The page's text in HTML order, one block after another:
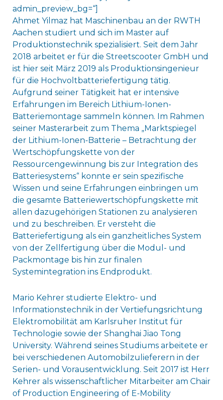
admin_preview_bg=“]
Ahmet Yilmaz hat Maschinenbau an der RWTH
Aachen studiert und sich im Master auf
Produktionstechnik spezialisiert. Seit dem Jahr
2018 arbeitet er für die Streetscooter GmbH und
ist hier seit März 2019 als Produktionsingenieur
für die Hochvoltbatteriefertigung tätig.
Aufgrund seiner Tätigkeit hat er intensive
Erfahrungen im Bereich Lithium-Ionen-
Batteriemontage sammeln können. Im Rahmen
seiner Masterarbeit zum Thema „Marktspiegel
der Lithium-Ionen-Batterie – Betrachtung der
Wertschöpfungskette von der
Ressourcengewinnung bis zur Integration des
Batteriesystems“ konnte er sein spezifische
Wissen und seine Erfahrungen einbringen um
die gesamte Batteriewertschöpfungskette mit
allen dazugehörigen Stationen zu analysieren
und zu beschreiben. Er versteht die
Batteriefertigung als ein ganzheitliches System
von der Zellfertigung über die Modul- und
Packmontage bis hin zur finalen
Systemintegration ins Endprodukt.
Mario Kehrer studierte Elektro- und
Informationstechnik in der Vertiefungsrichtung
Elektromobilität am Karlsruher Institut für
Technologie sowie der Shanghai Jiao Tong
University. Während seines Studiums arbeitete er
bei verschiedenen Automobilzulieferern in der
Serien- und Vorausentwicklung. Seit 2017 ist Herr
Kehrer als wissenschaftlicher Mitarbeiter am Chair
of Production Engineering of E-Mobility